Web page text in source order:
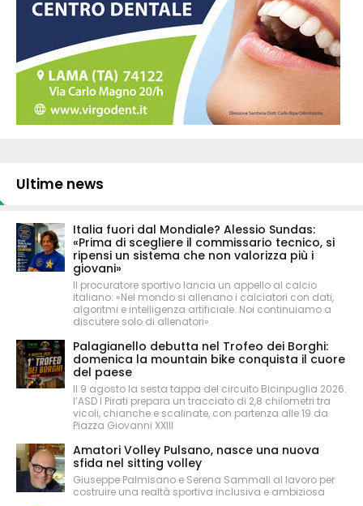
Ultime news
Italia fuori dal Mondiale? Alessio Sundas:
«Prima di scegliere il commissario tecnico, si
ripensi un sistema che non valorizza più i
giovani»
Il procuratore sportivo lancia un appello al calcio
italiano: «Nel mondo si allenano i calciatori con dati,
algoritmi e intelligenza artificiale. Noi continuiamo a
discutere solo di allenatori»
Palagianello debutta nel Trofeo dei Borghi:
domenica la mountain bike conquista il cuore
del paese
Il 9 agosto la sesta tappa del circuito Bicinpuglia 2026:
l’ASD I Pirati prepara un tracciato di 2,8 chilometri tra
vicoli, chianche e scalinate, con partenza alle 19 da
Piazza Giovanni XXIII
Amatori Volley Pulsano, nasce una nuova
sfida nel sitting volley
Giuseppe Palmisano e Serena Sammali al lavoro per
costruire una realtà sportiva inclusiva e ambiziosa